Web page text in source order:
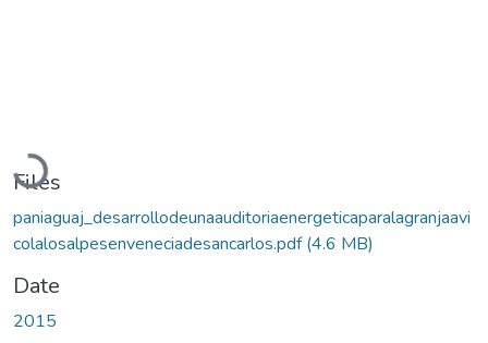
Loading...
Files
paniaguaj_desarrollodeunaauditoriaenergeticaparalagranjaavi
colalosalpesenveneciadesancarlos.pdf(4.6 MB)
Date
2015